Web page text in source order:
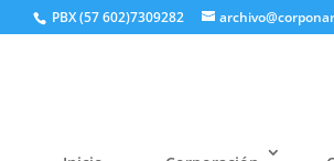
PBX (57 602)7309282